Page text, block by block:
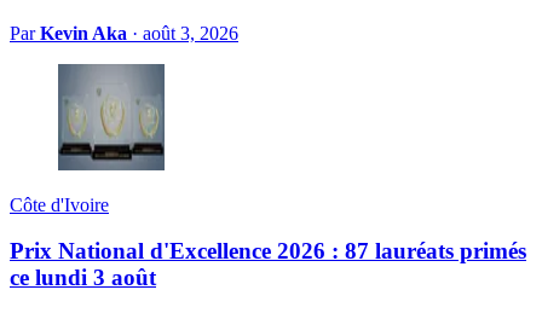
ParKevin Aka · août 3, 2026
Côte d'Ivoire
Prix National d'Excellence 2026 : 87 lauréats primés
ce lundi 3 août